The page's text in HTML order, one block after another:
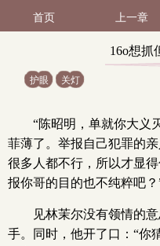
首页 上一章
16o想抓
护眼 关灯
“陈昭明，单就你大义
菲薄了。举报自己犯罪的
很多人都不行，所以才显
报你哥的目的也不纯粹吧？
见林茉尔没有领情的
手。同时，他开了口：“你